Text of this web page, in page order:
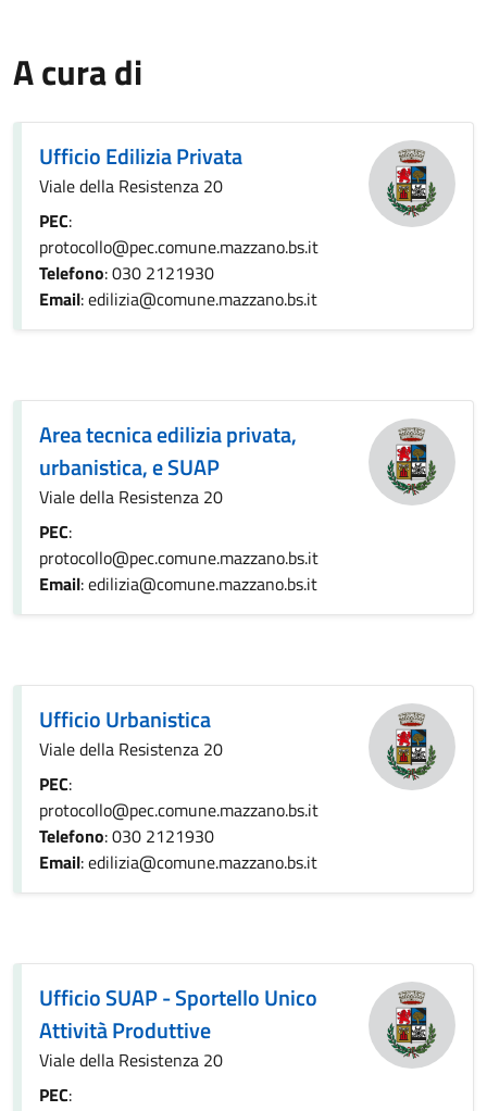
A cura di
Ufficio Edilizia Privata
Viale della Resistenza 20
PEC:
protocollo@pec.comune.mazzano.bs.it
Telefono: 030 2121930
Email: edilizia@comune.mazzano.bs.it
Area tecnica edilizia privata,
urbanistica, e SUAP
Viale della Resistenza 20
PEC:
protocollo@pec.comune.mazzano.bs.it
Email: edilizia@comune.mazzano.bs.it
Ufficio Urbanistica
Viale della Resistenza 20
PEC:
protocollo@pec.comune.mazzano.bs.it
Telefono: 030 2121930
Email: edilizia@comune.mazzano.bs.it
Ufficio SUAP - Sportello Unico
Attività Produttive
Viale della Resistenza 20
PEC: